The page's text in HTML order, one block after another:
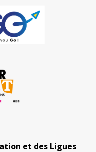
et des Ligues